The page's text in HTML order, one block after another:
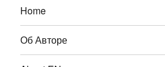
Home
Об Авторе